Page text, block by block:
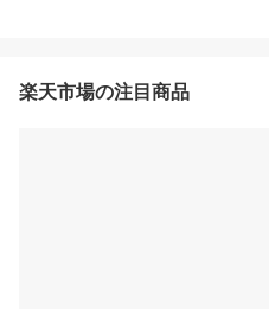
楽天市場の注目商品